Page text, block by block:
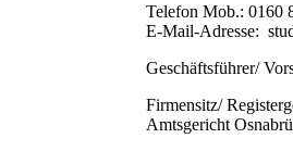
Telefon Mob.: 0160
E-Mail-Adresse:
Geschäftsführer/
Firmensitz/
Amtsgericht